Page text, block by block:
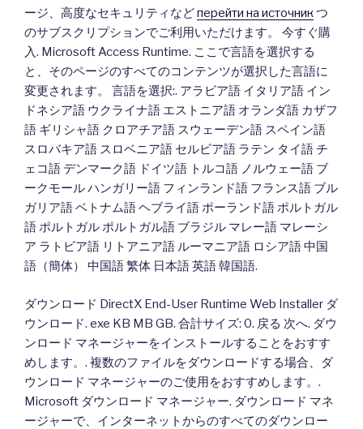
ージ、高度なセキュリティなどперейти на источникつ
のサブスクリプションでご利用いただけます。 今すぐ購
入. Microsoft Access Runtime. ここで言語を選択する
と、そのページのすべてのコンテンツが選択した言語に
変更されます。 言語を選択:. アラビア語 イタリア語 イン
ドネシア語 ウクライナ語 エストニア語 オランダ語 カザフ
語 ギリシャ語 クロアチア語 スウェーデン語 スペイン語
スロバキア語 スロベニア語 セルビア語 ラテン タイ語 チ
ェコ語 デンマーク語 ドイツ語 トルコ語 ノルウェー語 ブ
ークモール ハンガリー語 フィンランド語 フランス語 ブル
ガリア語 ベトナム語 ヘブライ語 ポーランド語 ポルトガル
語 ポルトガル ポルトガル語 ブラジル マレー語 マレーシ
ア ラトビア語 リトアニア語 ルーマニア語 ロシア語 中国
語（簡体） 中国語 繁体 日本語 英語 韓国語.
ダウンロード DirectX End-User Runtime Web Installer ダ
ウンロード. exe KB MB GB. 合計サイズ: 0. 戻る 次へ. ダウ
ンロード マネージャーをインストールすることをおすす
めします。. 複数のファイルをダウンロードする場合、ダ
ウンロード マネージャーのご使用をおすすめします。.
Microsoft ダウンロード マネージャー. ダウンロード マネ
ージャーで、インターネットからのすべてのダウンロー